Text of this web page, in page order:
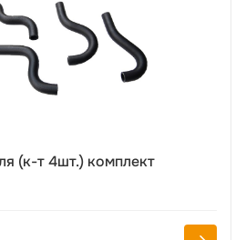
(к-т 4шт.) комплект